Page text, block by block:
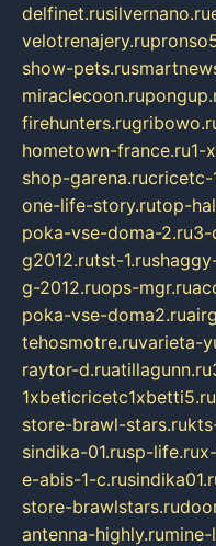
delfinet.rusilvernano.ru
velotrenajery.ru
show-pets.ru
miraclecoon.ru
firehunters.ru
hometown-france.ru1-
shop-garena.rucricetc-
one-life-story.rutop-
poka-vse-doma-2.ru3-
g2012.rutst-1.ru
g-2012.ruops-mgr.ru
poka-vse-doma2.ru
tehosmotre.ruvarieta-
raytor-d.ruatillagunn.ru
1xbeticricetc1xbetti5.ru
store-brawl-stars.ru
sindika-01.rusp-life.ru
e-abis-1-c.ru
store-brawlstars.ru
antenna-highly.ru